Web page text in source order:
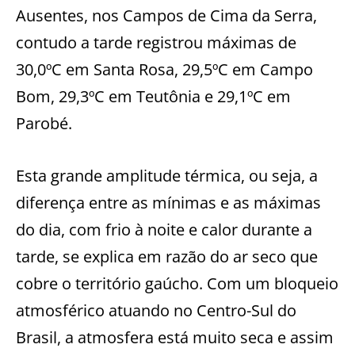
Ausentes, nos Campos de Cima da Serra,
contudo a tarde registrou máximas de
30,0ºC em Santa Rosa, 29,5ºC em Campo
Bom, 29,3ºC em Teutônia e 29,1ºC em
Parobé.
Esta grande amplitude térmica, ou seja, a
diferença entre as mínimas e as máximas
do dia, com frio à noite e calor durante a
tarde, se explica em razão do ar seco que
cobre o território gaúcho. Com um bloqueio
atmosférico atuando no Centro-Sul do
Brasil, a atmosfera está muito seca e assim